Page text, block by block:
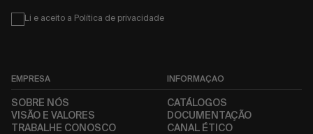
Condiciones
Li e aceito a Política de privacidade
EMPRESA
SOBRE NÓS
VISÃO E VALORES
TRABALHE CONOSCO
INFORMAÇÃO
CATÁLOGOS
DOCUMENTAÇÃO
CANAL ÉTICO